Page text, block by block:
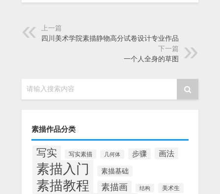
上一篇
四川美术学院素描静物高分试卷设计专业作品
下一篇
一个人全身的草图
请输入搜索内容
素描作品分类
写实 写实素描 几何体 步骤 画法
素描入门 素描基础
素描教程 素描画 结构 美术生